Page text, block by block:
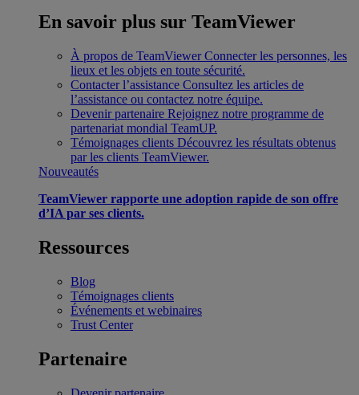
En savoir plus sur TeamViewer
À propos de TeamViewer Connecter les personnes, les
lieux et les objets en toute sécurité.
Contacter l’assistance Consultez les articles de
l’assistance ou contactez notre équipe.
Devenir partenaire Rejoignez notre programme de
partenariat mondial TeamUP.
Témoignages clients Découvrez les résultats obtenus
par les clients TeamViewer.
Nouveautés
TeamViewer rapporte une adoption rapide de son offre
d’IA par ses clients.
Ressources
Blog
Témoignages clients
Événements et webinaires
Trust Center
Partenaire